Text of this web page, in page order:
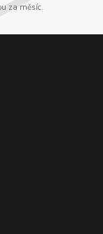
za měsíc.